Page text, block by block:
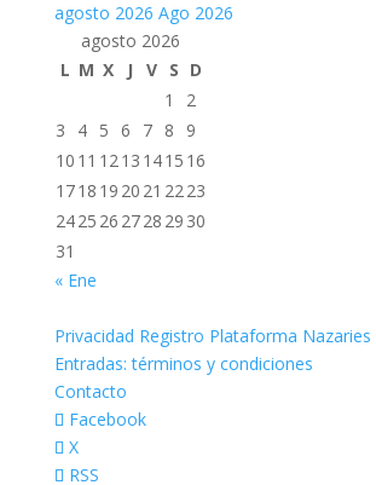
agosto 2026 Ago 2026
agosto 2026
L M X J V S D
1
2
3
4 5 6 7 8
9
10 11 1213 1415 16
1718 19 20 21 2223
2425 26 2728 29 30
31
« Ene
Privacidad Registro Plataforma Nazaries
Entradas: términos y condiciones
Contacto
Facebook
X
RSS